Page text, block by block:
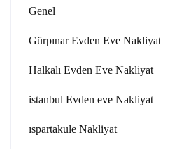
Genel
Gürpınar Evden Eve Nakliyat
Halkalı Evden Eve Nakliyat
istanbul Evden eve Nakliyat
ıspartakule Nakliyat